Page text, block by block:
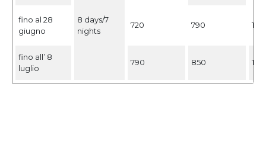
8 days/7
nights
fino al 28
giugno
720 790
fino all’ 8
luglio
790 850